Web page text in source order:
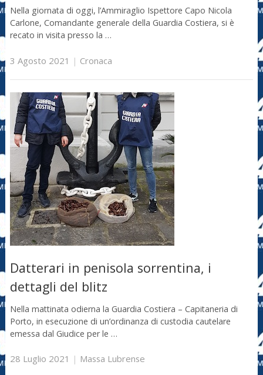
Nella giornata di oggi, l’Ammiraglio Ispettore Capo Nicola
Carlone, Comandante generale della Guardia Costiera, si è
recato in visita presso la …
3 Agosto 2021 | Cronaca
Datterari in penisola sorrentina, i
dettagli del blitz
Nella mattinata odierna la Guardia Costiera – Capitaneria di
Porto, in esecuzione di un’ordinanza di custodia cautelare
emessa dal Giudice per le …
28 Luglio 2021 | Massa Lubrense